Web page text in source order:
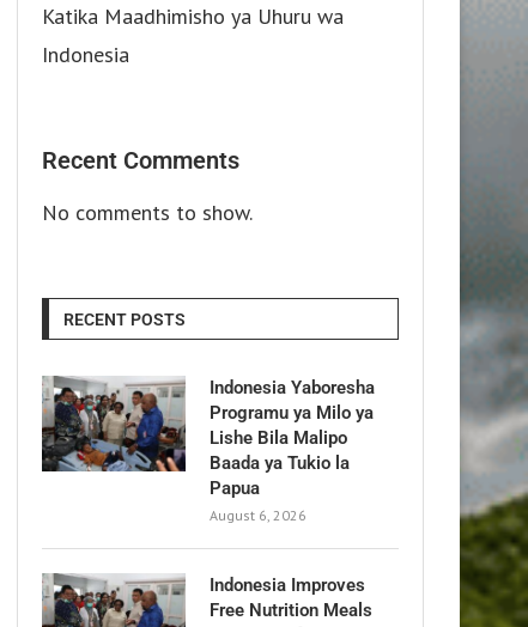
Katika Maadhimisho ya Uhuru wa
Indonesia
Recent Comments
No comments to show.
RECENT POSTS
Indonesia Yaboresha
Programu ya Milo ya
Lishe Bila Malipo
Baada ya Tukio la
Papua
August 6, 2026
Indonesia Improves
Free Nutrition Meals